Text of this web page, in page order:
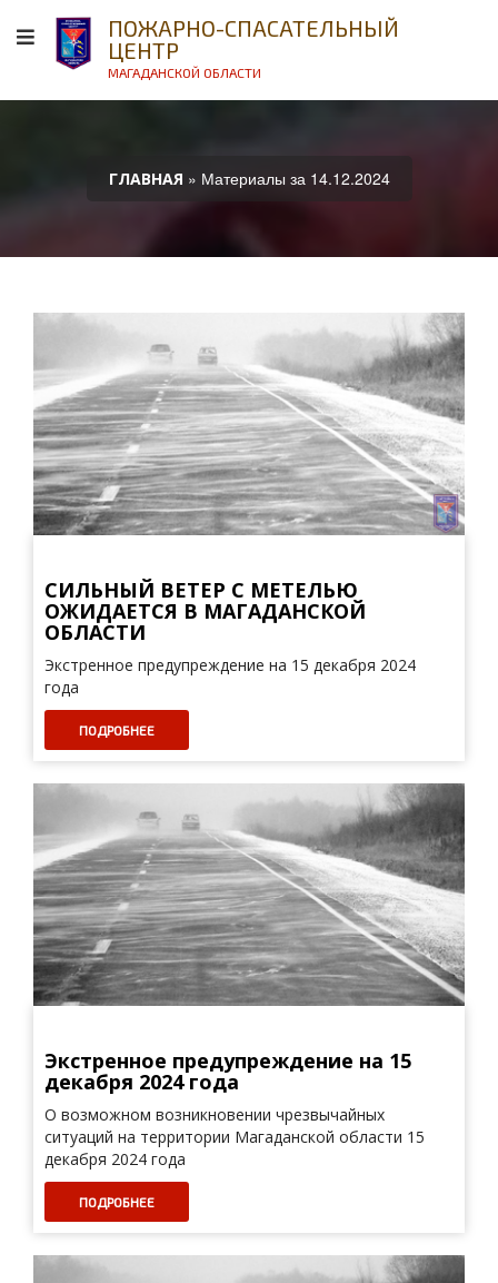
ПОЖАРНО-СПАСАТЕЛЬНЫЙ
ЦЕНТР
МАГАДАНСКОЙ ОБЛАСТИ
ГЛАВНАЯ » Материалы за 14.12.2024
СИЛЬНЫЙ ВЕТЕР С МЕТЕЛЬЮ
ОЖИДАЕТСЯ В МАГАДАНСКОЙ
ОБЛАСТИ
Экстренное предупреждение на 15 декабря 2024
года
ПОДРОБНЕЕ
Экстренное предупреждение на 15
декабря 2024 года
О возможном возникновении чрезвычайных
ситуаций на территории Магаданской области 15
декабря 2024 года
ПОДРОБНЕЕ